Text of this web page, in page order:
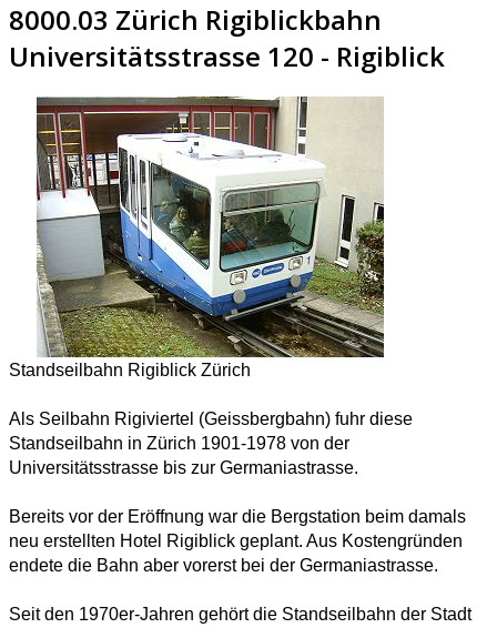
8000.03 Zürich Rigiblickbahn
Universitätsstrasse 120 - Rigiblick
Standseilbahn Rigiblick Zürich
Als Seilbahn Rigiviertel (Geissbergbahn) fuhr diese
Standseilbahn in Zürich 1901-1978 von der
Universitätsstrasse bis zur Germaniastrasse.
Bereits vor der Eröffnung war die Bergstation beim damals
neu erstellten Hotel Rigiblick geplant. Aus Kostengründen
endete die Bahn aber vorerst bei der Germaniastrasse.
Seit den 1970er-Jahren gehört die Standseilbahn der Stadt